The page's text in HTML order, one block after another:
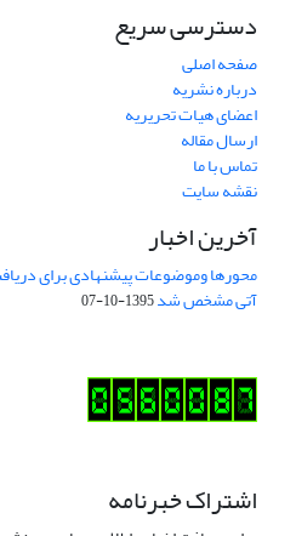
دسترسی سریع
صفحه اصلی
درباره نشریه
اعضای هیات تحریریه
ارسال مقاله
تماس با ما
نقشه سایت
آخرین اخبار
محورها وموضوعات پیشنهادی برای
آتی مشخص شد1395-10-07
اشتراک خبرنامه